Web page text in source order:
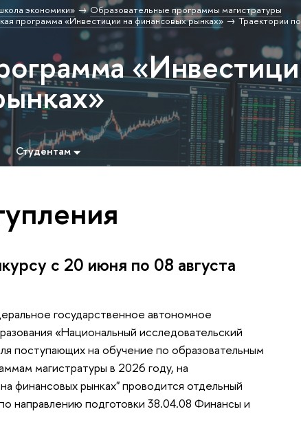
экономики»
Образовательные программы магистратуры
программа «Инвестиции на финансовых рынках» Траектории
Студентам
с 20 июня по 08 августа
государственное автономное
«Национальный исследовательский
поступающих на обучение по образовательным
магистратуры в 2026 году, на
финансовых рынках" проводится отдельный
направлению подготовки 38.04.08 Финансы и